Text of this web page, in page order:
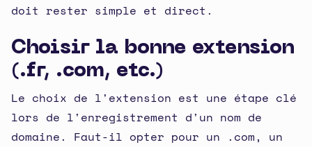
doit rester simple et direct.
Choisir la bonne extension
(.fr, .com, etc.)
Le choix de l'extension est une étape clé
lors de l'enregistrement d'un nom de
domaine. Faut-il opter pour un .com, un